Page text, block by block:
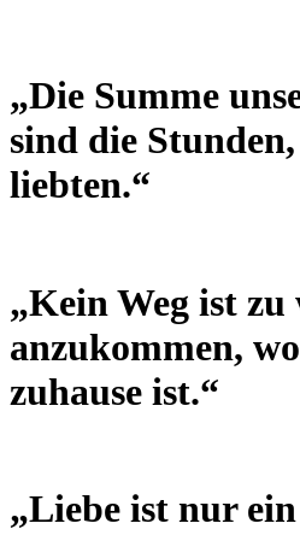
„Die Summe
sind die
liebten.“
„Kein Weg ist
anzukommen,
zuhause ist.“
„Liebe ist nur